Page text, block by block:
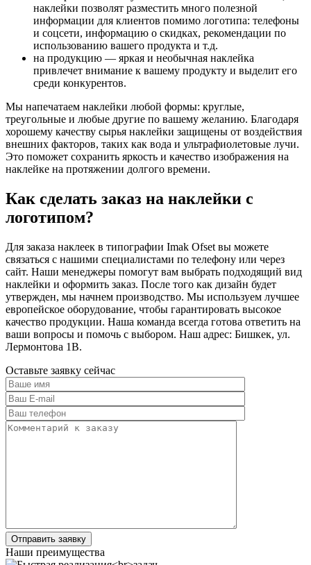
наклейки позволят разместить много полезной
информации для клиентов помимо логотипа: телефоны
и соцсети, информацию о скидках, рекомендации по
использованию вашего продукта и т.д.
на продукцию — яркая и необычная наклейка
привлечет внимание к вашему продукту и выделит его
среди конкурентов.
Мы напечатаем наклейки любой формы: круглые,
треугольные и любые другие по вашему желанию. Благодаря
хорошему качеству сырья наклейки защищены от воздействия
внешних факторов, таких как вода и ультрафиолетовые лучи.
Это поможет сохранить яркость и качество изображения на
наклейке на протяжении долгого времени.
Как сделать заказ на наклейки с
логотипом?
Для заказа наклеек в типографии Imak Ofset вы можете
связаться с нашими специалистами по телефону или через
сайт. Наши менеджеры помогут вам выбрать подходящий вид
наклейки и оформить заказ. После того как дизайн будет
утвержден, мы начнем производство. Мы используем лучшее
европейское оборудование, чтобы гарантировать высокое
качество продукции. Наша команда всегда готова ответить на
ваши вопросы и помочь с выбором. Наш адрес: Бишкек, ул.
Лермонтова 1В.
Оставьте заявку сейчас
Наши преимущества